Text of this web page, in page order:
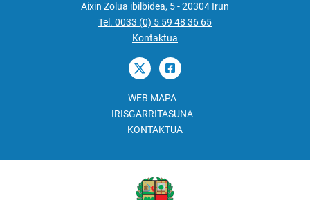
Aixin Zolua ibilbidea, 5 - 20304 Irun
Tel. 0033 (0) 5 59 48 36 65
Kontaktua
WEB MAPA
IRISGARRITASUNA
KONTAKTUA